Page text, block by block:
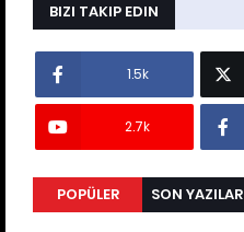
BIZI TAKIP EDIN
1.5k
2.7k
POPÜLER SON YAZILAR